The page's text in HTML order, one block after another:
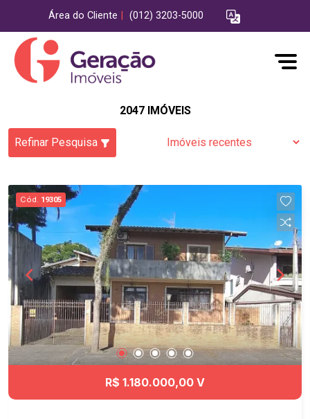
Área do Cliente (012) 3203-5000
2047 IMÓVEIS
Refinar Pesquisa
Cód. 19305
R$ 1.180.000,00 V